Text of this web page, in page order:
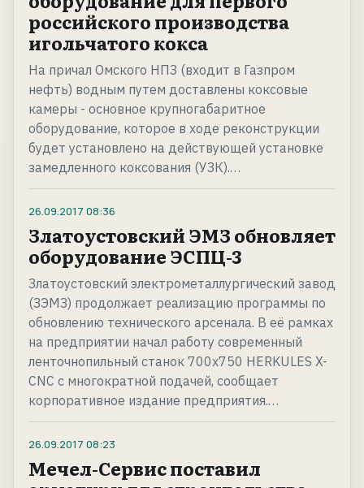
российского производства
игольчатого кокса
На причал Омского НПЗ (входит в Газпром
нефть) водным путем доставлены коксовые
камеры - основное крупногабаритное
оборудование, которое в ходе реконструкции
будет установлено на действующей установке
замедленного коксования (УЗК).…
26.09.2017 08:36
Златоустовский ЭМЗ обновляет
оборудование ЭСПЦ-3
Златоустовский электрометаллургический завод
(ЗЭМЗ) продолжает реализацию программы по
обновлению технического арсенала. В её рамках
на предприятии начал работу современный
ленточнопильный станок 700x750 HERKULES X-
CNC с многократной подачей, сообщает
корпоративное издание предприятия.…
26.09.2017 08:23
Мечел-Сервис поставил